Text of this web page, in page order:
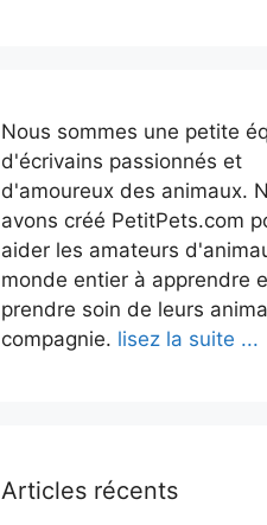
Nous sommes une petite
d'écrivains passionnés et
d'amoureux des animaux.
avons créé PetitPets.com
aider les amateurs
monde entier à apprendre
prendre soin de leurs
compagnie. lisez la suite ...
Articles récents